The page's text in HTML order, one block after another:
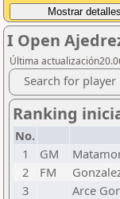
I Open
Última
Search for player
Ranking
No.
1
GM
2
FM
3
Arce